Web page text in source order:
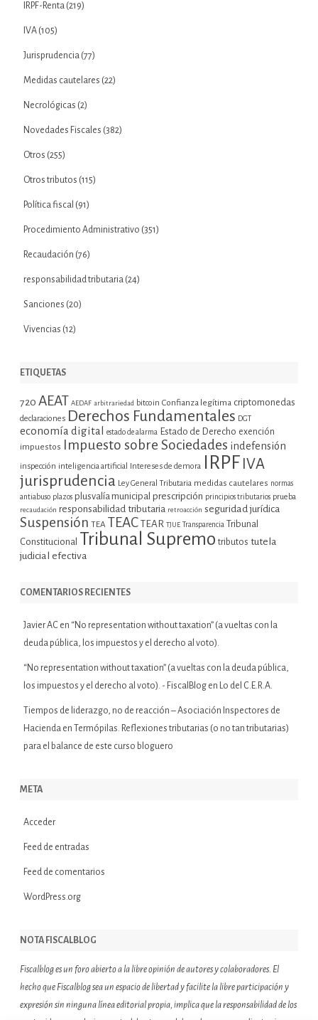
IRPF-Renta (219)
IVA (105)
Jurisprudencia (77)
Medidas cautelares (22)
Necrológicas (2)
Novedades Fiscales (382)
Otros (255)
Otros tributos (115)
Política fiscal (91)
Procedimiento Administrativo (351)
Recaudación (76)
responsabilidad tributaria (24)
Sanciones (20)
Vivencias (12)
ETIQUETAS
720 AEAT AEDAF arbitrariedad bitcoin Confianza legítima criptomonedas
declaraciones Derechos Fundamentales DGT
economía digital estado de alarma Estado de Derecho exención
impuestos Impuesto sobre Sociedades indefensión
inspección inteligencia artificial Intereses de demora IRPF IVA
jurisprudencia Ley General Tributaria medidas cautelares normas
antiabuso plazos plusvalía municipal prescripción principios tributarios prueba
recaudación responsabilidad tributaria retroacción seguridad jurídica
Suspensión TEA TEAC TEAR TJUE Transparencia Tribunal
Constitucional Tribunal Supremo tributos tutela
judicial efectiva
COMENTARIOS RECIENTES
Javier AC en “No representation without taxation” (a vueltas con la
deuda pública, los impuestos y el derecho al voto).
“No representation without taxation” (a vueltas con la deuda pública,
los impuestos y el derecho al voto). - FiscalBlog en Lo del C.E.R.A.
Tiempos de liderazgo, no de reacción – Asociación Inspectores de
Hacienda en
Termópilas. Reflexiones tributarias (o no tan tributarias)
para el balance de este curso bloguero
META
Acceder
Feed de entradas
Feed de comentarios
WordPress.org
NOTA FISCALBLOG
Fiscalblog es un foro abierto a la libre opinión de autores y colaboradores. El
hecho que Fiscalblog sea un espacio de libertad y facilite la libre participación y
expresión sin ninguna línea editorial propia, implica que la responsabilidad de los